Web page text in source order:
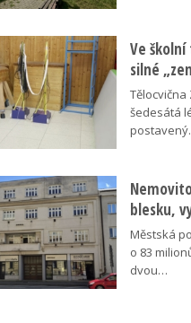
Ve
silné
šedesátá
blesku,
Městská
o 83
dvou…